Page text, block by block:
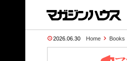
2026.06.30 Home Books